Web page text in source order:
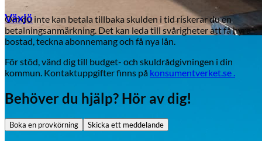
Växjö
Om du inte kan betala tillbaka skulden i tid riskerar du en
betalningsanmärkning. Det kan leda till svårigheter att få hyra
bostad, teckna abonnemang och få nya lån.
För stöd, vänd dig till budget- och skuldrådgivningen i din
kommun. Kontaktuppgifter finns på konsumentverket.se .
Behöver du hjälp? Hör av dig!
Boka en provkörning Skicka ett meddelande